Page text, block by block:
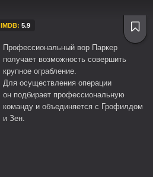
IMDB: 5.9
Профессиональный вор Паркер
получает возможность совершить
крупное ограбление.
Для осуществления операции
он подбирает профессиональную
команду и объединяется с Грофилдом
и Зен.